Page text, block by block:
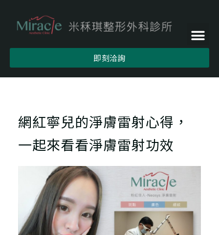
即刻洽詢
網紅寧兒的淨膚雷射心得，
一起來看看淨膚雷射功效